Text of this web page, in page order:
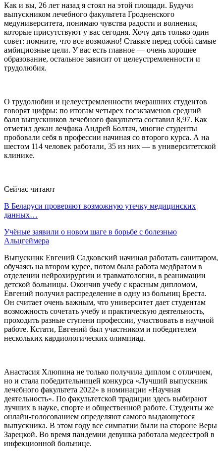
Как и вы, 26 лет назад я стоял на этой площади. Будучи
выпускником лечебного факультета Гродненского
медуниверситета, понимаю чувства радости и волнения,
которые присутствуют у вас сегодня. Хочу дать только один
совет: помните, что все возможно! Ставьте перед собой самые
амбициозные цели. У вас есть главное — очень хорошее
образование, остальное зависит от целеустремленности и
трудолюбия.
О трудолюбии и целеустремленности вчерашних студентов
говорят цифры: по итогам четырех госэкзаменов средний
балл выпускников лечебного факультета составил 8,97. Как
отметил декан лечфака Андрей Болтач, многие студенты
пробовали себя в профессии начиная со второго курса. А на
шестом 114 человек работали, 35 из них — в университетской
клинике.
Сейчас читают
В Беларуси проверяют возможную утечку медицинских
данных…
Учёные заявили о новом шаге в борьбе с болезнью
Альцгеймера
Выпускник Евгений Садковский начинал работать санитаром,
обучаясь на втором курсе, потом была работа медбратом в
отделении нейрохирургии и травматологии, в реанимации
детской больницы. Окончив учебу с красным дипломом,
Евгений получил распределение в одну из больниц Бреста.
Он считает очень важным, что университет дает студентам
возможность сочетать учебу и практическую деятельность,
проходить разные ступени профессии, участвовать в научной
работе. Кстати, Евгений был участником и победителем
нескольких кардиологических олимпиад.
Анастасия Хлюпина не только получила диплом с отличием,
но и стала победительницей конкурса «Лучший выпускник
лечебного факультета 2022» в номинации «Научная
деятельность». По факультетской традиции здесь выбирают
лучших в науке, спорте и общественной работе. Студенты же
онлайн-голосованием определяют самого выдающегося
выпускника. В этом году все симпатии были на стороне Веры
Зарецкой. Во время пандемии девушка работала медсестрой в
инфекционной больнице.